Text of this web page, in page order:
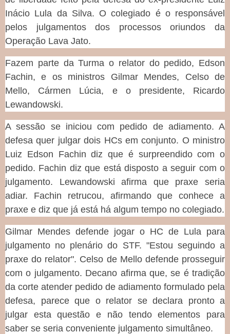
Inácio Lula da Silva. O colegiado é o responsável
pelos julgamentos dos processos oriundos da
Operação Lava Jato.
Fazem parte da Turma o relator do pedido, Edson
Fachin, e os ministros Gilmar Mendes, Celso de
Mello, Cármen Lúcia, e o presidente, Ricardo
Lewandowski.
A sessão se iniciou com pedido de adiamento. A
defesa quer julgar dois HCs em conjunto. O ministro
Luiz Edson Fachin diz que é surpreendido com o
pedido. Fachin diz que está disposto a seguir com o
julgamento. Lewandowski afirma que praxe seria
adiar. Fachin retrucou, afirmando que conhece a
praxe e diz que já está há algum tempo no colegiado.
Gilmar Mendes defende jogar o HC de Lula para
julgamento no plenário do STF. "Estou seguindo a
praxe do relator". Celso de Mello defende prosseguir
com o julgamento. Decano afirma que, se é tradição
da corte atender pedido de adiamento formulado pela
defesa, parece que o relator se declara pronto a
julgar esta questão e não tendo elementos para
saber se seria conveniente julgamento simultâneo.